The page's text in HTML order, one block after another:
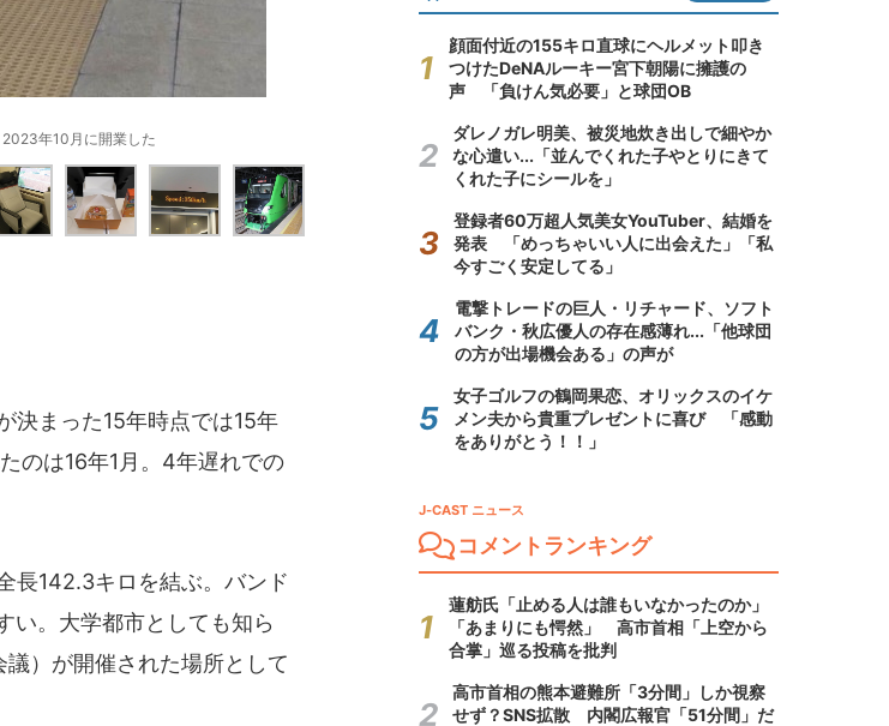
年10月に開業した
決まった15年時点では15年
のは16年1月。4年遅れでの
長142.3キロを結ぶ。バンド
い。大学都市としても知ら
）が開催された場所として
顔面付近の155キロ直球にヘルメット叩き
つけたDeNAルーキー宮下朝陽に擁護の
声 「負けん気必要」と球団OB
ダレノガレ明美、被災地炊き出しで細やか
な心遣い...「並んでくれた子やとりにきて
くれた子にシールを」
登録者60万超人気美女YouTuber、結婚を
発表 「めっちゃいい人に出会えた」「私
今すごく安定してる」
電撃トレードの巨人・リチャード、ソフト
バンク・秋広優人の存在感薄れ...「他球団
の方が出場機会ある」の声が
女子ゴルフの鶴岡果恋、オリックスのイケ
メン夫から貴重プレゼントに喜び 「感動
をありがとう！！」
J-CAST ニュース
コメントランキング
蓮舫氏「止める人は誰もいなかったのか」
「あまりにも愕然」 高市首相「上空から
合掌」巡る投稿を批判
高市首相の熊本避難所「3分間」しか視察
せず？SNS拡散 内閣広報官「51分間」だ